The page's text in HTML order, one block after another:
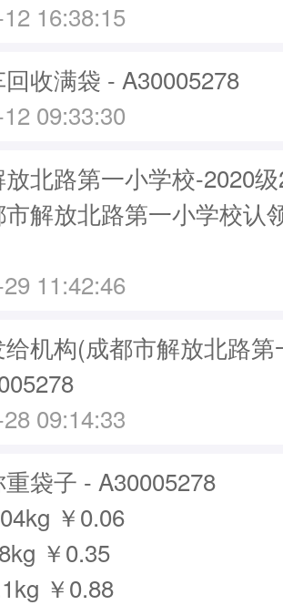
16:38:15
收满袋 - A30005278
09:33:30
北路第一小学校-2020
解放北路第一小学校认
11:42:46
机构(成都市解放北路
09:14:33
袋子 - A30005278
￥0.06
￥0.35
￥0.88